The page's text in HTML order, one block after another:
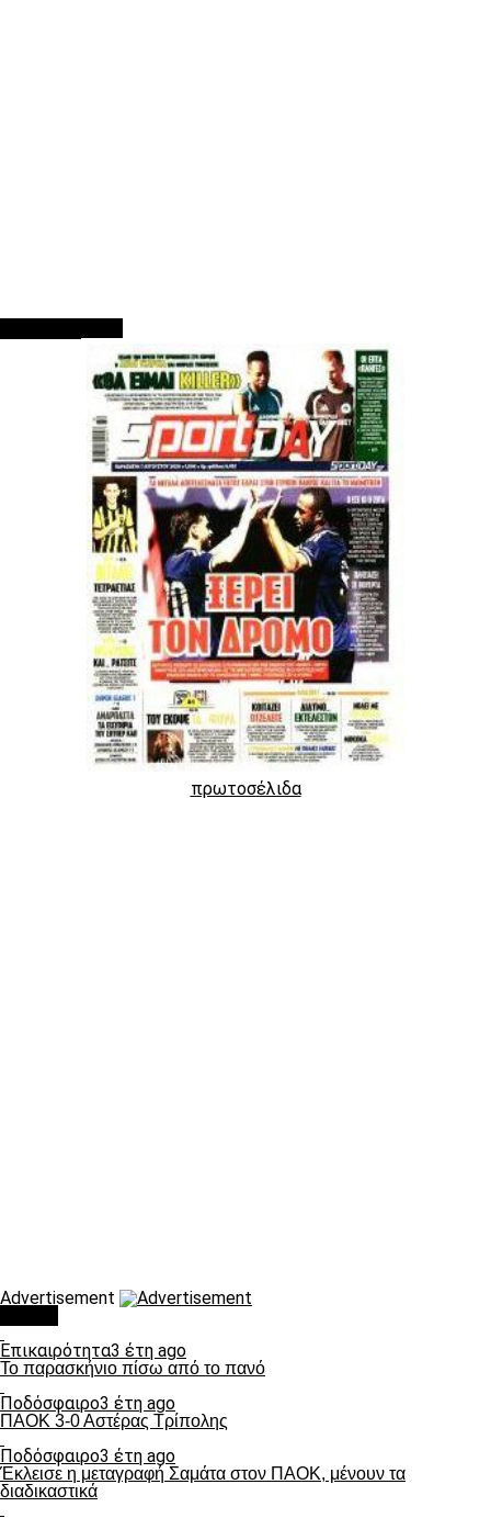
πρωτοσέλιδα
Advertisement
Επικαιρότητα3 έτη ago
Το παρασκήνιο πίσω από το πανό
Ποδόσφαιρο3 έτη ago
ΠΑΟΚ 3-0 Αστέρας Τρίπολης
Ποδόσφαιρο3 έτη ago
Έκλεισε η μεταγραφή Σαμάτα στον ΠΑΟΚ, μένουν τα
διαδικαστικά